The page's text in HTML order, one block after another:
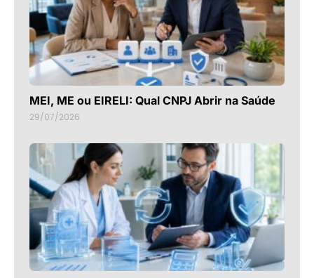
MEI, ME ou EIRELI: Qual CNPJ Abrir na Saúde
29/07/2026